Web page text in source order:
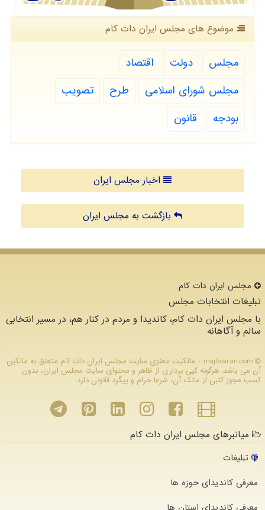
موضوع های مجلس ایران دات كام
مجلس دولت
اقتصاد
مجلس شورای اسلامی
طرح
تصویب
بودجه
قانون
اخبار مجلس ایران
بازگشت به مجلس ایران
مجلس ایران دات كام
تبلیغات انتخابات مجلس
با مجلس ایران دات کام، کاندیدا و مردم در کنار هم، در مسیر انتخابی
سالم و آگاهانه
majlesiran.com - مالکیت معنوی سایت مجلس ایران دات كام متعلق به مالکین
آن می باشد. هرگونه کپی برداری از ظاهر و محتوای سایت مجلس ایران، بدون
کسب مجوز کتبی از مالک آن، شرعا حرام و پیگرد قانونی دارد.
میانبرهای مجلس ایران دات کام
تبلیغات
معرفی کاندیدای حوزه ها